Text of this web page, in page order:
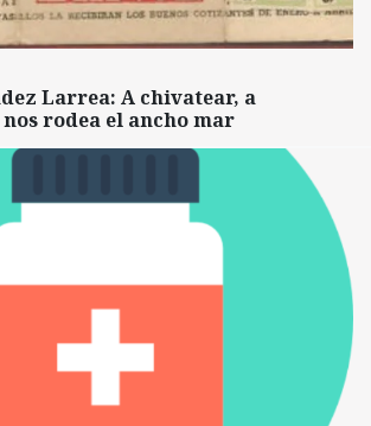
Larrea: A chivatear, a
rodea el ancho mar